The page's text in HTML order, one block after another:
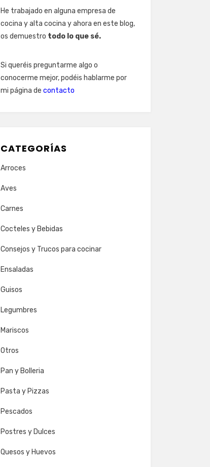
He trabajado en alguna empresa de
cocina y alta cocina y ahora en este blog,
os demuestro todo lo que sé.
Si queréis preguntarme algo o
conocerme mejor, podéis hablarme por
mi página de contacto
CATEGORÍAS
Arroces
Aves
Carnes
Cocteles y Bebidas
Consejos y Trucos para cocinar
Ensaladas
Guisos
Legumbres
Mariscos
Otros
Pan y Bolleria
Pasta y Pizzas
Pescados
Postres y Dulces
Quesos y Huevos